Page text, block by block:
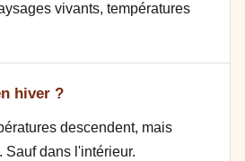
vivants, températures
hiver ?
descendent, mais
Sauf dans l'intérieur.